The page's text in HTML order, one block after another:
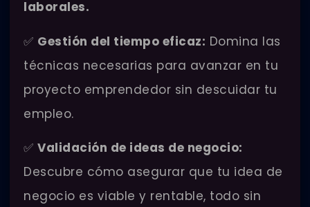
laborales.
✅ Gestión del tiempo eficaz: Domina las
técnicas necesarias para avanzar en tu
proyecto emprendedor sin descuidar tu
empleo.
✅ Validación de ideas de negocio:
Descubre cómo asegurar que tu idea de
negocio es viable y rentable, todo sin